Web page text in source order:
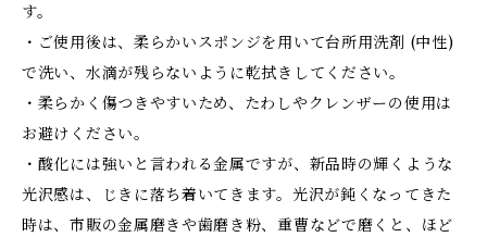
す。
・ご使用後は、柔らかいスポンジを用いて台所用洗剤 (中性)
で洗い、水滴が残らないように乾拭きしてください。
・柔らかく傷つきやすいため、たわしやクレンザーの使用は
お避けください。
・酸化には強いと言われる金属ですが、新品時の輝くような
光沢感は、じきに落ち着いてきます。光沢が鈍くなってきた
時は、市販の金属磨きや歯磨き粉、重曹などで磨くと、ほど